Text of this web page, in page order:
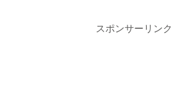
スポンサーリンク